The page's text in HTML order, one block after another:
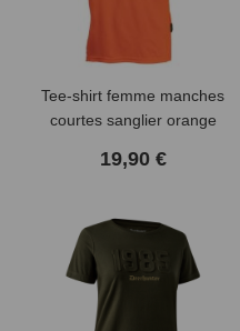
Tee-shirt femme manches
courtes sanglier orange
19,90 €